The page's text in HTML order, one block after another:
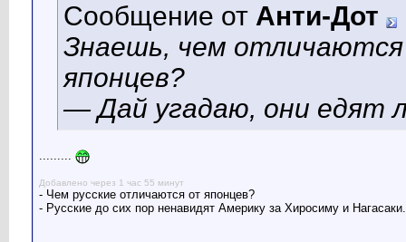
Сообщение от Анти-Дот
Знаешь, чем
японцев?
— Дай угадаю, они едят
.........
Добавлено через 1 час 55 минут
- Чем русские отличаются от японцев?
- Русские до сих пор ненавидят Америку за Хиросиму и Нагасаки.